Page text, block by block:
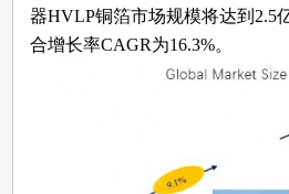
器HVLP铜箔市场规模将达到2.5
合增长率CAGR为16.3%。